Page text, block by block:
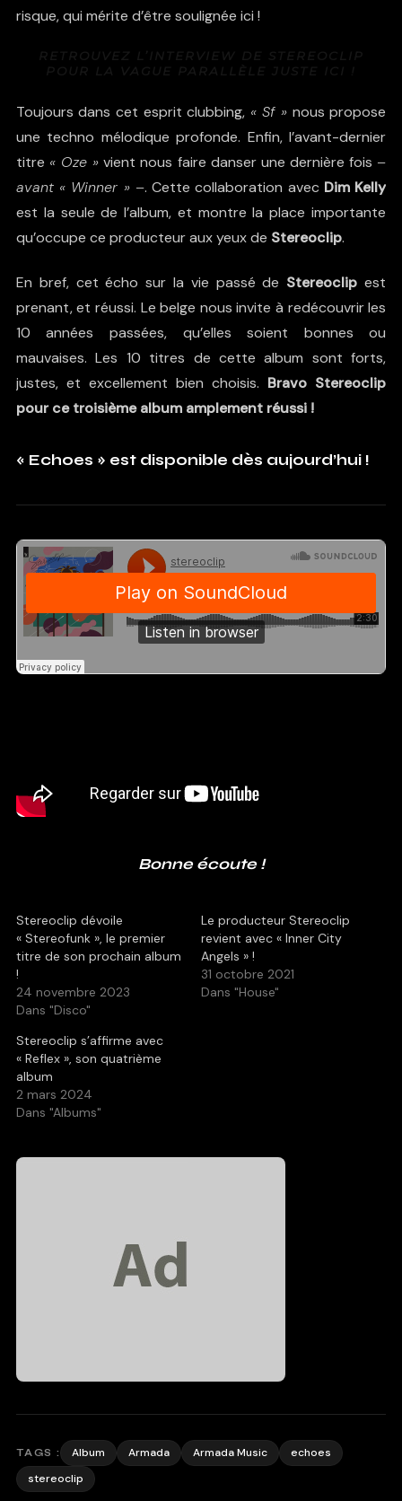
risque, qui mérite d’être soulignée ici !
Toujours dans cet esprit clubbing, « Sf »nous propose
une techno mélodique profonde. Enfin, l’avant-dernier
titre « Oze » vient nous faire danser une dernière fois –
avant « Winner » –. Cette collaboration avec Dim Kelly
est la seule de l’album, et montre la place importante
qu’occupe ce producteur aux yeux de Stereoclip.
En bref, cet écho sur la vie passé de Stereoclip est
prenant, et réussi. Le belge nous invite à redécouvrir les
10 années passées, qu’elles soient bonnes ou
mauvaises. Les 10 titres de cette album sont forts,
justes, et excellement bien choisis. Bravo Stereoclip
pour ce troisième album amplement réussi !
« Echoes » est disponible dès aujourd’hui !
Bonne écoute !
Stereoclip dévoile
« Stereofunk », le premier
titre de son prochain album
!
24 novembre 2023
Dans "Disco"
Le producteur Stereoclip
revient avec « Inner City
Angels » !
31 octobre 2021
Dans "House"
Stereoclip s’affirme avec
« Reflex », son quatrième
album
2 mars 2024
Dans "Albums"
TAGS : Album Armada Armada Music
echoes
stereoclip